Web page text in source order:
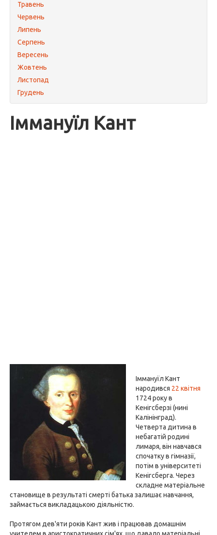
Травень
Червень
Липень
Серпень
Вересень
Жовтень
Листопад
Грудень
Іммануїл Кант
Іммануїл Кант
народився 22 квітня
1724 року в
Кенігсберзі (нині
Калінінград).
Четверта дитина в
небагатій родині
лимаря, він навчався
спочатку в гімназії,
потім в університеті
Кенігсберга. Через
складне матеріальне
становище в результаті смерті батька залишає навчання,
займається викладацькою діяльністю.
Протягом дев'яти років Кант жив і працював домашнім